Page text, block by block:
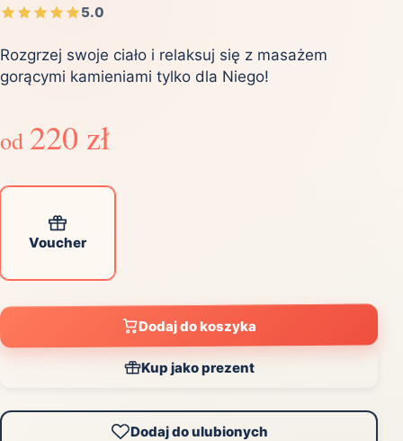
5.0
Rozgrzej swoje ciało i relaksuj się z masażem
gorącymi kamieniami tylko dla Niego!
od 220 zł
Voucher
Dodaj do koszyka
Kup jako prezent
Dodaj do ulubionych